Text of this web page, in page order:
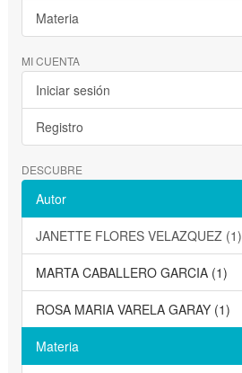
Materia
MI CUENTA
Iniciar sesión
Registro
DESCUBRE
Autor
JANETTE FLORES VELAZQUEZ (1)
MARTA CABALLERO GARCIA (1)
ROSA MARIA VARELA GARAY (1)
Materia